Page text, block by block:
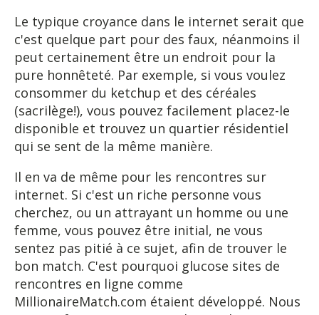
Le typique croyance dans le internet serait que
c'est quelque part pour des faux, néanmoins il
peut certainement être un endroit pour la
pure honnêteté. Par exemple, si vous voulez
consommer du ketchup et des céréales
(sacrilège!), vous pouvez facilement placez-le
disponible et trouvez un quartier résidentiel
qui se sent de la même manière.
Il en va de même pour les rencontres sur
internet. Si c'est un riche personne vous
cherchez, ou un attrayant un homme ou une
femme, vous pouvez être initial, ne vous
sentez pas pitié à ce sujet, afin de trouver le
bon match. C'est pourquoi glucose sites de
rencontres en ligne comme
MillionaireMatch.com étaient développé. Nous